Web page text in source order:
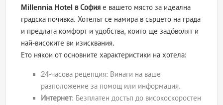
Millennia Hotel в София е вашето място за идеална
градска почивка. Хотелът се намира в сърцето на града
и предлага комфорт и удoбства, които ще задóволят и
най-високите ви изисквания.
Ето някои от основните характеристики на хотела:
24-часова рецепция: Винаги на ваше
разположение за помощ или информация.
Интернет: Безплатен достъп до високоскоростен